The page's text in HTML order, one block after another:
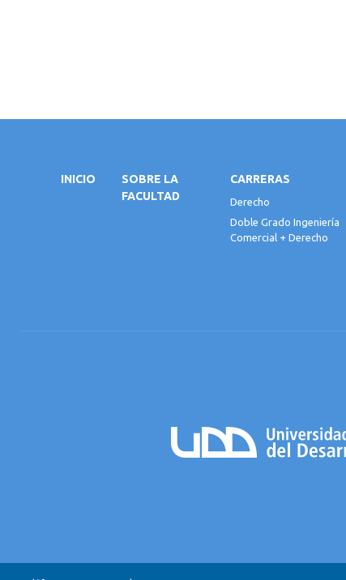
INICIO
SOBRE LA
FACULTAD
CARRERAS
Derecho
Doble Grado Ingeniería
Comercial + Derecho